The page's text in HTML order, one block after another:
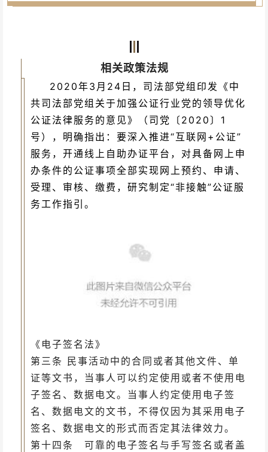
相关政策法规
2020年3月24日，司法部党组印发《中
共司法部党组关于加强公证行业党的领导优化
公证法律服务的意见》（司党〔2020〕1
号），明确指出：要深入推进“互联网+公证”
服务，开通线上自助办证平台，对具备网上申
办条件的公证事项全部实现网上预约、申请、
受理、审核、缴费，研究制定“非接触”公证服
务工作指引。
《电子签名法》
第三条 民事活动中的合同或者其他文件、单
证等文书，当事人可以约定使用或者不使用电
子签名、数据电文。当事人约定使用电子签
名、数据电文的文书，不得仅因为其采用电子
签名、数据电文的形式而否定其法律效力。
第十四条 可靠的电子签名与手写签名或者盖